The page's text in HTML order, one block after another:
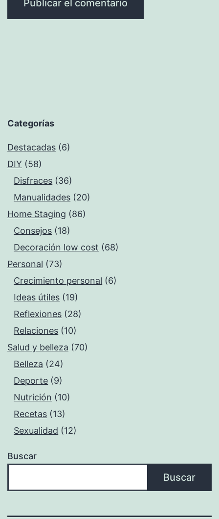
Categorías
Destacadas (6)
DIY (58)
Disfraces (36)
Manualidades (20)
Home Staging (86)
Consejos (18)
Decoración low cost (68)
Personal (73)
Crecimiento personal (6)
Ideas útiles (19)
Reflexiones (28)
Relaciones (10)
Salud y belleza (70)
Belleza (24)
Deporte (9)
Nutrición (10)
Recetas (13)
Sexualidad (12)
Buscar
Buscar